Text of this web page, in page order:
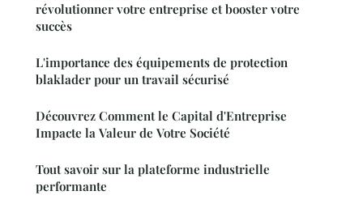
révolutionner votre entreprise et booster votre
succès
L'importance des équipements de protection
blaklader pour un travail sécurisé
Découvrez Comment le Capital d'Entreprise
Impacte la Valeur de Votre Société
Tout savoir sur la plateforme industrielle
performante